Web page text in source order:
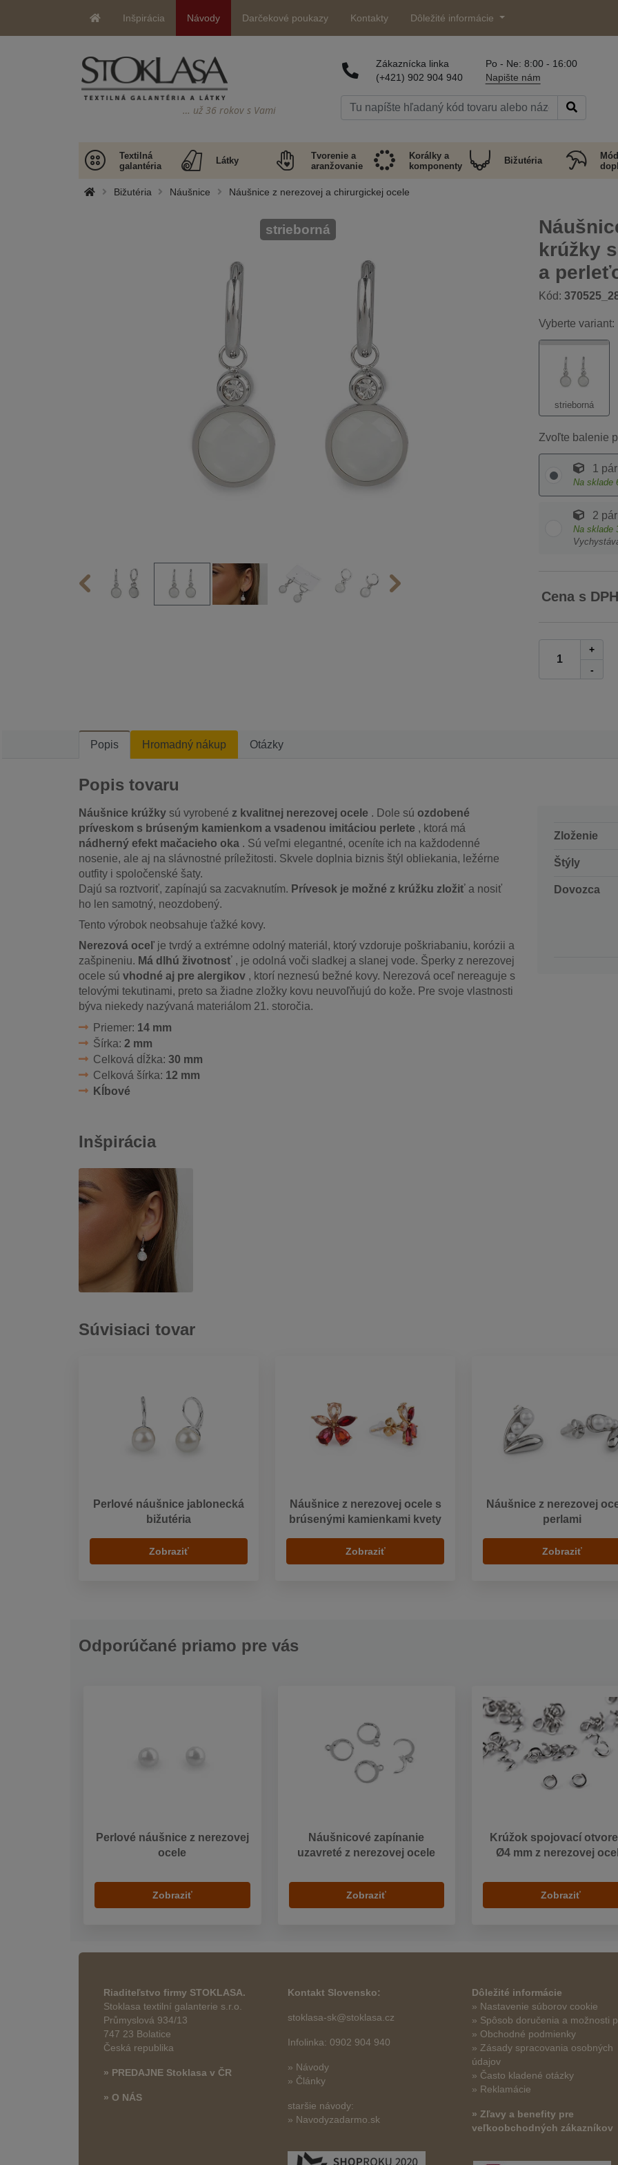
Inšpirácia Návody Darčekové poukazy Kontakty Dôležité informácie
… už 36 rokov s Vami
Zákaznícka linka
(+421) 902 904 940
Po - Ne: 8:00 - 16:00
Napište nám
Textilná
galantéria
Látky
Tvorenie a
aranžovanie
Korálky a
komponenty
Bižutéria
Bižutéria Náušnice Náušnice z nerezovej a chirurgickej ocele
krúžky
a
Kód:
strieborná
Vyberte variant:
strieborná
Zvoľte balenie
1 pár
Na sklade
2 pár
Na sklade
Cena s DPH
+
-
Popis Hromadný nákup Otázky
Popis tovaru
Náušnice krúžky sú vyrobené z kvalitnej nerezovej ocele . Dole sú ozdobené
príveskom s brúseným kamienkom a vsadenou imitáciou perlete , ktorá má
nádherný efekt mačacieho oka . Sú veľmi elegantné, oceníte ich na každodenné
nosenie, ale aj na slávnostné príležitosti. Skvele doplnia biznis štýl obliekania, ležérne
outfity i spoločenské šaty.
Dajú sa roztvoriť, zapínajú sa zacvaknutím. Prívesok je možné z krúžku zložiť a nosiť
ho len samotný, neozdobený.
Tento výrobok neobsahuje ťažké kovy.
Nerezová oceľ je tvrdý a extrémne odolný materiál, ktorý vzdoruje poškriabaniu, korózii a
zašpineniu. Má dlhú životnosť , je odolná voči sladkej a slanej vode. Šperky z nerezovej
ocele sú vhodné aj pre alergikov , ktorí neznesú bežné kovy. Nerezová oceľ nereaguje s
telovými tekutinami, preto sa žiadne zložky kovu neuvoľňujú do kože. Pre svoje vlastnosti
býva niekedy nazývaná materiálom 21. storočia.
Priemer: 14 mm
Šírka: 2 mm
Celková dĺžka: 30 mm
Celková šírka: 12 mm
Kĺbové
Zloženie
Štýly
Dovozca
Inšpirácia
Súvisiaci tovar
Perlové náušnice jablonecká
bižutéria
Zobraziť
Náušnice z nerezovej ocele s
brúsenými kamienkami kvety
Zobraziť
Náušnice z nerezovej
perlami
Zobraziť
Odporúčané priamo pre vás
Perlové náušnice z nerezovej
ocele
Zobraziť
Náušnicové zapínanie
uzavreté z nerezovej ocele
Zobraziť
Krúžok spojovací
Ø4 mm z nerezovej
Zobraziť
Riaditeľstvo firmy STOKLASA.
Stoklasa textilní galanterie s.r.o.
Průmyslová 934/13
747 23 Bolatice
Česká republika
» PREDAJNE Stoklasa v ČR
» O NÁS
Kontakt Slovensko:
stoklasa-sk@stoklasa.cz
Infolinka: 0902 904 940
» Návody
» Články
staršie návody:
» Navodyzadarmo.sk
Dôležité informácie
» Nastavenie súborov cookie
» Spôsob doručenia a možnosti
» Obchodné podmienky
» Zásady spracovania osobných
údajov
» Často kladené otázky
» Reklamácie
» Zľavy a benefity pre
veľkoobchodných zákazníkov